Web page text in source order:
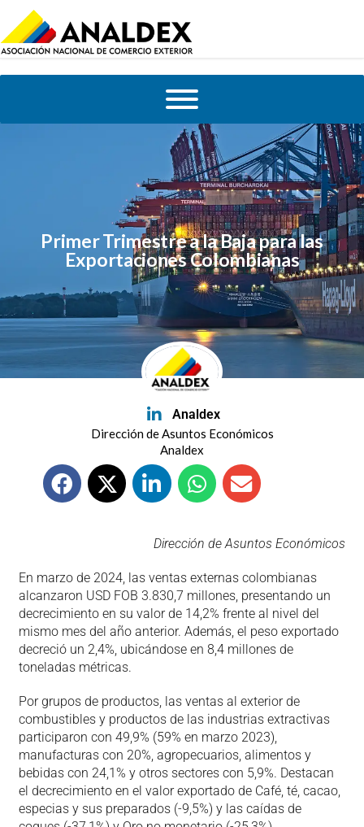
Primer Trimestre a la Baja para las
Exportaciones Colombianas
Analdex
Dirección de Asuntos Económicos
Analdex
Dirección de Asuntos Económicos
En marzo de 2024, las ventas externas colombianas
alcanzaron USD FOB 3.830,7 millones, presentando un
decrecimiento en su valor de 14,2% frente al nivel del
mismo mes del año anterior. Además, el peso exportado
decreció un 2,4%, ubicándose en 8,4 millones de
toneladas métricas.
Por grupos de productos, las ventas al exterior de
combustibles y productos de las industrias extractivas
participaron con 49,9% (59% en marzo 2023),
manufacturas con 20%, agropecuarios, alimentos y
bebidas con 24,1% y otros sectores con 5,9%. Destacan
el decrecimiento en el valor exportado de Café, té, cacao,
especias y sus preparados (-9,5%) y las caídas de